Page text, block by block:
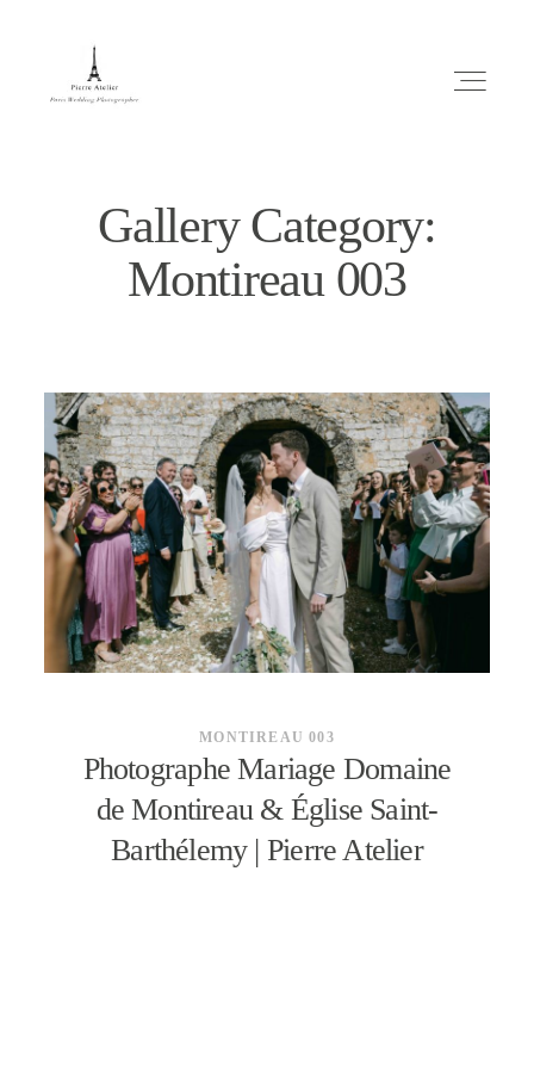
ABOUT ME
MES CONSEILS
ENGLISH
CONTACT
Gallery Category:
Montireau 003
MONTIREAU 003
Photographe Mariage Domaine
de Montireau & Église Saint-
Barthélemy | Pierre Atelier